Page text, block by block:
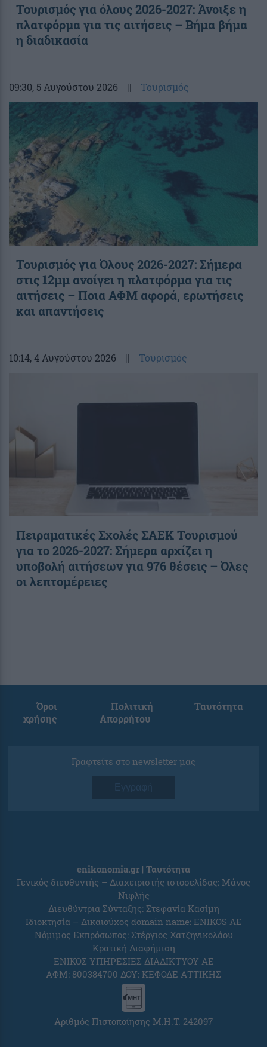
Τουρισμός για όλους 2026-2027: Άνοιξε η
πλατφόρμα για τις αιτήσεις – Βήμα βήμα
η διαδικασία
09:30, 5 Αυγούστου 2026 || Τουρισμός
Τουρισμός για Όλους 2026-2027: Σήμερα
στις 12μμ ανοίγει η πλατφόρμα για τις
αιτήσεις – Ποια ΑΦΜ αφορά, ερωτήσεις
και απαντήσεις
10:14, 4 Αυγούστου 2026 || Τουρισμός
Πειραματικές Σχολές ΣΑΕΚ Τουρισμού
για το 2026-2027: Σήμερα αρχίζει η
υποβολή αιτήσεων για 976 θέσεις – Όλες
οι λεπτομέρειες
Όροι
χρήσης
Πολιτική
Απορρήτου
Ταυτότητα
Γραφτείτε στο newsletter μας
Εγγραφή
enikonomia.gr | Ταυτότητα
Γενικός διευθυντής – Διαχειριστής ιστοσελίδας: Μάνος
Νιφλής
Διευθύντρια Σύνταξης: Στεφανία Κασίμη
Ιδιοκτησία – Δικαιούχος domain name: ENIKOS AE
Νόμιμος Εκπρόσωπος: Στέργιος Χατζηνικολάου
Κρατική Διαφήμιση
ΕΝΙΚΟΣ ΥΠΗΡΕΣΙΕΣ ΔΙΑΔΙΚΤΥΟΥ ΑΕ
ΑΦΜ: 800384700 ΔΟΥ: ΚΕΦΟΔΕ ΑΤΤΙΚΗΣ
Αριθμός Πιστοποίησης Μ.Η.Τ. 242097